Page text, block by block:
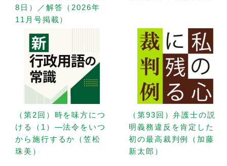
8日）／解答（2026年
11月号掲載）
（第2回）時を味方につ
ける（1）—法令をいつ
から施行するか（笠松
珠美）
（第93回）弁護士の説
明義務違反を肯定した
初の最高裁判例（加藤
新太郎）